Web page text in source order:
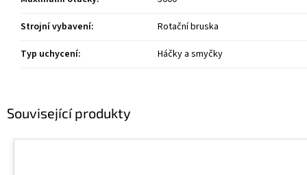
Související produkty
Strojní vybavení:
Rotační bruska
Typ uchycení: Háčky a smyčky